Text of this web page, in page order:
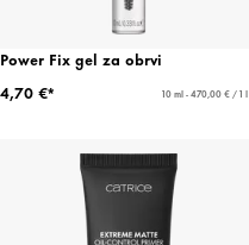
Power Fix gel za obrvi
4,70 €*
10 ml - 470,00 € / 1 l